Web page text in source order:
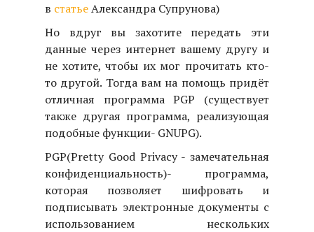
в статьеАлександра Супрунова)
Но вдруг вы захотите передать эти
данные через интернет вашему другу и
не хотите, чтобы их мог прочитать кто-
то другой. Тогда вам на помощь придёт
отличная программа PGP (существует
также другая программа, реализующая
подобные функции- GNUPG).
PGP(Pretty Good Privacy - замечательная
конфиденциальность)- программа,
которая позволяет шифровать и
подписывать электронные документы с
использованием нескольких